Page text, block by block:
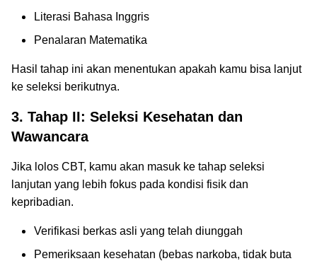
Literasi Bahasa Inggris
Penalaran Matematika
Hasil tahap ini akan menentukan apakah kamu bisa lanjut
ke seleksi berikutnya.
3. Tahap II: Seleksi Kesehatan dan
Wawancara
Jika lolos CBT, kamu akan masuk ke tahap seleksi
lanjutan yang lebih fokus pada kondisi fisik dan
kepribadian.
Verifikasi berkas asli yang telah diunggah
Pemeriksaan kesehatan (bebas narkoba, tidak buta